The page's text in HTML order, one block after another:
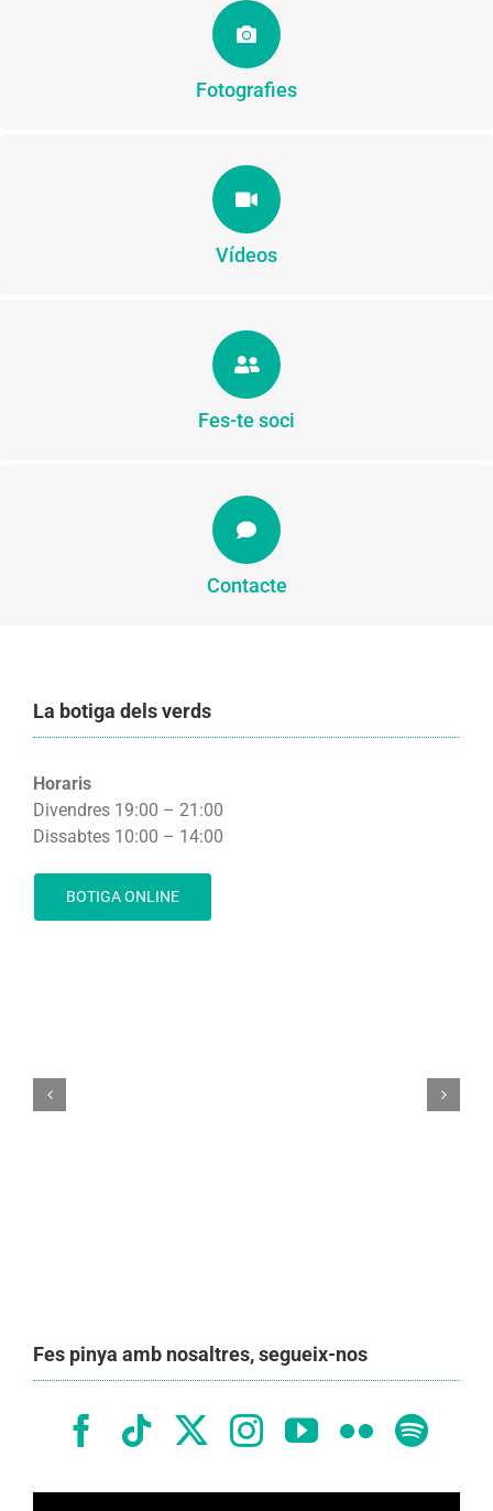
Fotografies
Totes les fotografies de la colla
FOTOS
Vídeos
Totes els vídeos de la colla
VÍDEOS
Fes-te soci
Viu un munt d'avantatges
FES-TE SOCI
Contacte
Si vols més informació, contacta amb nosaltres
CONTACTA
La botiga dels verds
Horaris
Divendres 19:00 – 21:00
Dissabtes 10:00 – 14:00
BOTIGA ONLINE
Fes pinya amb nosaltres, segueix-nos